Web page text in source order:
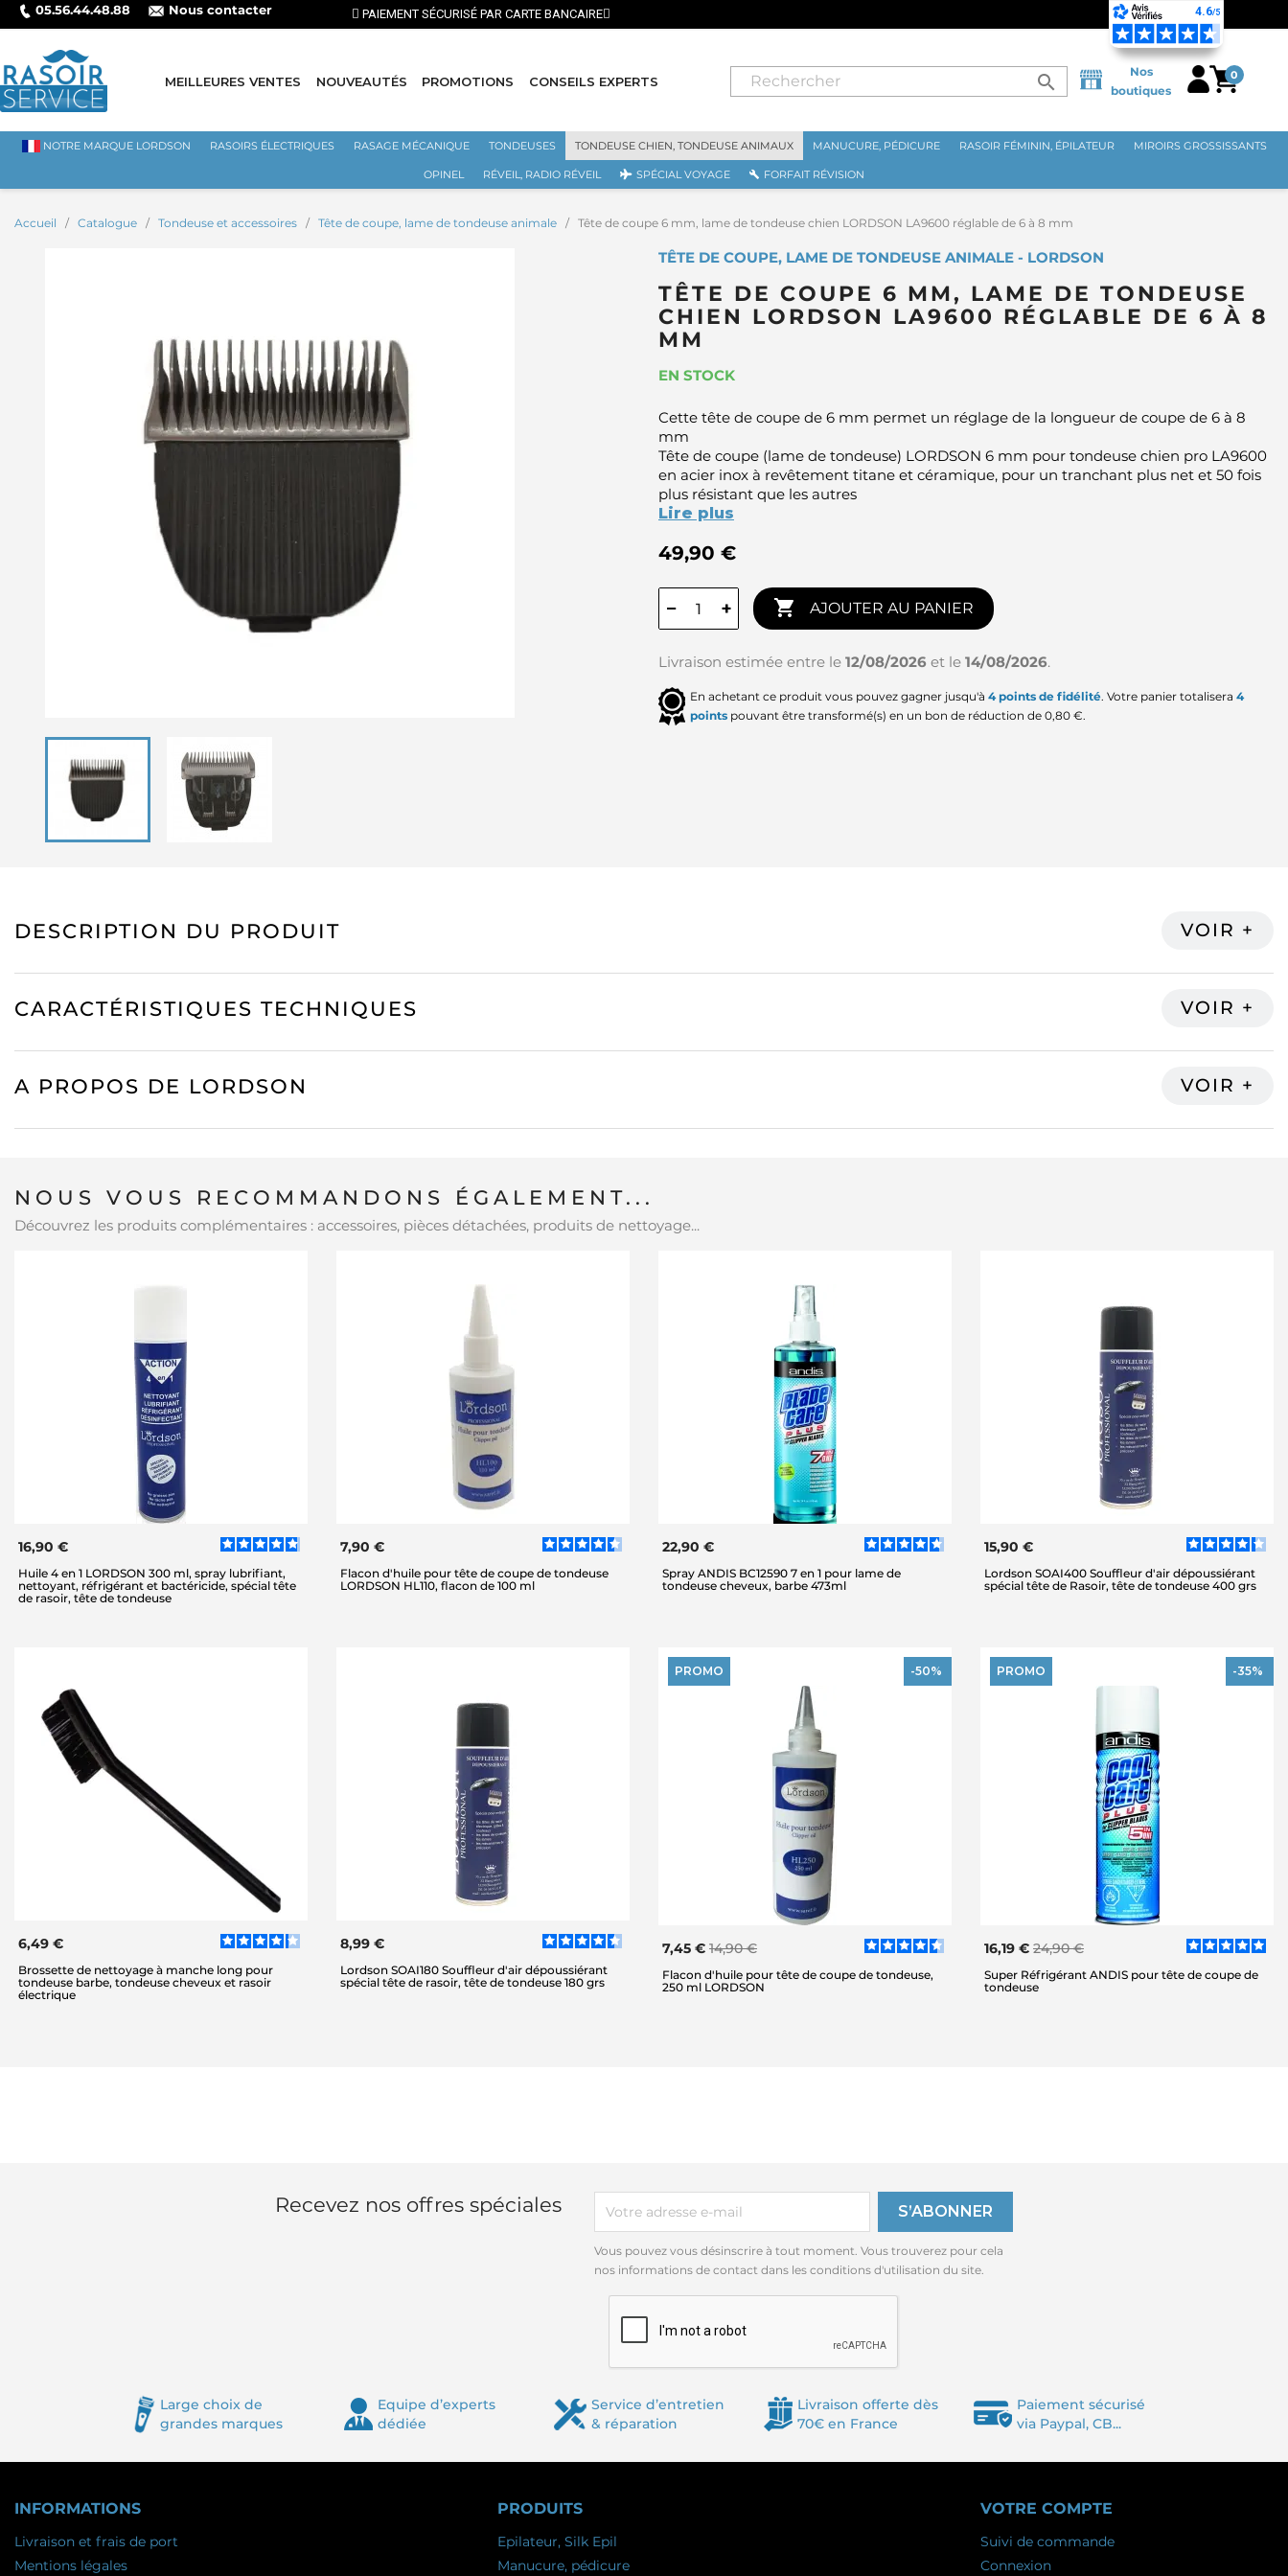
05.56.44.48.88 Nous contacter ⭐ LIVRAISON GRATUITE EN FRANCE MÉTROPOLITAINE DÈS 70€ ⭐
MEILLEURES VENTES NOUVEAUTÉS PROMOTIONS CONSEILS EXPERTS search
Nos
boutiques
0
NOTRE MARQUE LORDSON RASOIRS ÉLECTRIQUES RASAGE MÉCANIQUE TONDEUSES TONDEUSE CHIEN, TONDEUSE ANIMAUX MANUCURE, PÉDICURE RASOIR FÉMININ, ÉPILATEUR MIROIRS GROSSISSANTS
OPINEL RÉVEIL, RADIO RÉVEIL SPÉCIAL VOYAGE FORFAIT RÉVISION
Accueil Catalogue Tondeuse et accessoires Tête de coupe, lame de tondeuse animale Tête de coupe 6 mm, lame de tondeuse chien LORDSON LA9600 réglable de 6 à 8 mm
TÊTE DE COUPE, LAME DE TONDEUSE ANIMALE - LORDSON
TÊTE DE COUPE 6 MM, LAME DE TONDEUSE
CHIEN LORDSON LA9600 RÉGLABLE DE 6 À 8
MM
EN STOCK
Cette tête de coupe de 6 mm permet un réglage de la longueur de coupe de 6 à 8
mm
Tête de coupe (lame de tondeuse) LORDSON 6 mm pour tondeuse chien pro LA9600
en acier inox à revêtement titane et céramique, pour un tranchant plus net et 50 fois
plus résistant que les autres
Lire plus
49,90 €
− +  AJOUTER AU PANIER
Livraison estimée entre le 12/08/2026 et le 14/08/2026.
En achetant ce produit vous pouvez gagner jusqu'à 4points de fidélité. Votre panier totalisera 4
points pouvant être transformé(s) en un bon de réduction de 0,80 €.
DESCRIPTION DU PRODUIT
CARACTÉRISTIQUES TECHNIQUES
A PROPOS DE LORDSON
NOUS VOUS RECOMMANDONS ÉGALEMENT...
Découvrez les produits complémentaires : accessoires, pièces détachées, produits de nettoyage...
16,90 €
Huile 4 en 1 LORDSON 300 ml, spray lubrifiant,
nettoyant, réfrigérant et bactéricide, spécial tête
de rasoir, tête de tondeuse
7,90 €
Flacon d'huile pour tête de coupe de tondeuse
LORDSON HL110, flacon de 100 ml
22,90 €
Spray ANDIS BC12590 7 en 1 pour lame de
tondeuse cheveux, barbe 473ml
15,90 €
Lordson SOAI400 Souffleur d'air dépoussiérant
spécial tête de Rasoir, tête de tondeuse 400 grs
6,49 €
Brossette de nettoyage à manche long pour
tondeuse barbe, tondeuse cheveux et rasoir
électrique
8,99 €
Lordson SOAI180 Souffleur d'air dépoussiérant
spécial tête de rasoir, tête de tondeuse 180 grs
PROMO -50%
7,45 € 14,90 €
Flacon d'huile pour tête de coupe de tondeuse,
250 ml LORDSON
PROMO -35%
16,19 € 24,90 €
Super Réfrigérant ANDIS pour tête de coupe de
tondeuse
Recevez nos offres spéciales
Vous pouvez vous désinscrire à tout moment. Vous trouverez pour cela
nos informations de contact dans les conditions d'utilisation du site.
Large choix de
grandes marques
Equipe d’experts
dédiée
Service d’entretien
& réparation
Livraison offerte dès
70€ en France
Paiement sécurisé
via Paypal, CB...
INFORMATIONS
Livraison et frais de port
Mentions légales
PRODUITS
Epilateur, Silk Epil
Manucure, pédicure
VOTRE COMPTE
Suivi de commande
Connexion